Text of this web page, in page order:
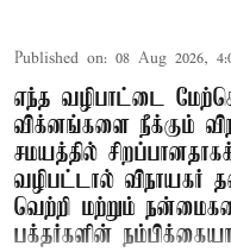
Published on: 08 Aug 2026,
எந்த வழிபாட்டை
விக்னங்களை நீக்கும்
சமயத்தில்
வழிபட்டால் விநாயகர்
வெற்றி மற்றும்
பக்தர்களின்